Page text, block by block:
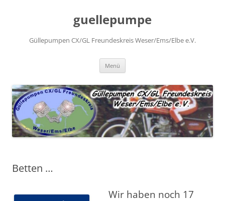
guellepumpe
Güllepumpen CX/GL Freundeskreis Weser/Ems/Elbe e.V.
Menü
Betten …
Wir haben noch 17